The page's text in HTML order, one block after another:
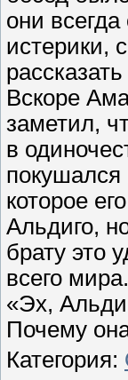
они
истерики,
Вскоре
заметил,
в
покушался
которое
Альдиго,
брату это
всего
«Эх,
Почему
Категория: